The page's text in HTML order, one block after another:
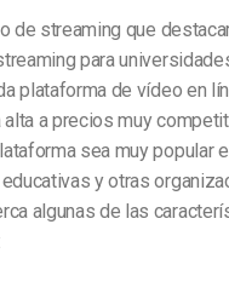
de streaming que
para
plataforma de vídeo en
a precios muy
sea muy popular
y otras
algunas de las